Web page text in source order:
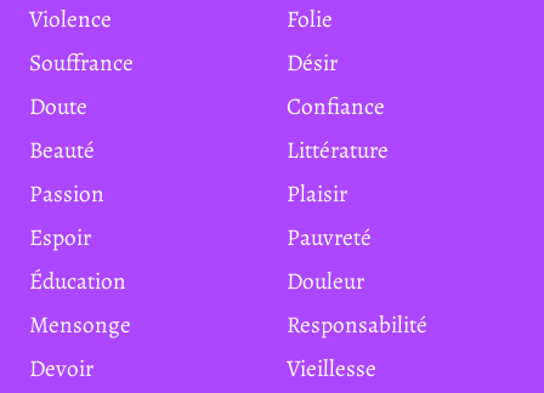
Violence
Folie
Souffrance
Désir
Doute
Confiance
Beauté
Littérature
Passion
Plaisir
Espoir
Pauvreté
Éducation
Douleur
Mensonge
Responsabilité
Devoir
Vieillesse